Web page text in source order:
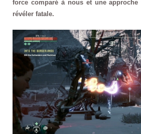
force comparé à nous et une
révéler fatale.